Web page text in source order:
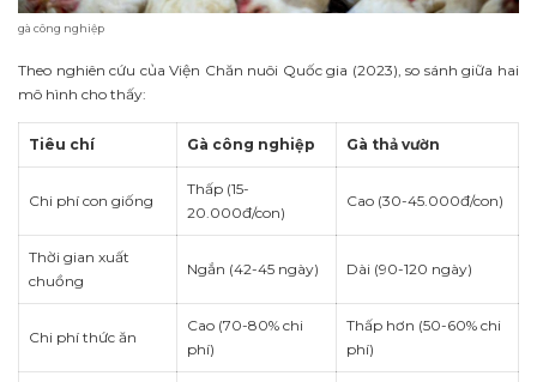
gà công nghiệp
Theo nghiên cứu của Viện Chăn nuôi Quốc gia (2023), so sánh giữa hai
mô hình cho thấy:
Tiêu chí Gà công nghiệp Gà thả vườn
Chi phí con giống
Thấp (15-
20.000đ/con)
Cao (30-45.000đ/con)
Thời gian xuất
chuồng
Ngắn (42-45 ngày) Dài (90-120 ngày)
Chi phí thức ăn
Cao (70-80% chi
phí)
Thấp hơn (50-60% chi
phí)